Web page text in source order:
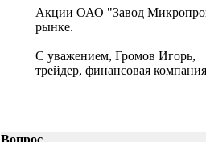
Акции ОАО "Завод
рынке.
С уважением, Громов Игорь,
трейдер, финансовая
Вопрос